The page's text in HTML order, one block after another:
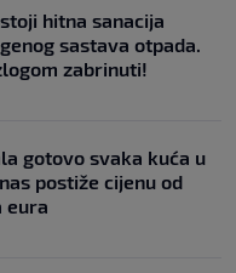
hitna sanacija
sastava otpada.
zabrinuti!
gotovo svaka kuća u
postiže cijenu od
eura